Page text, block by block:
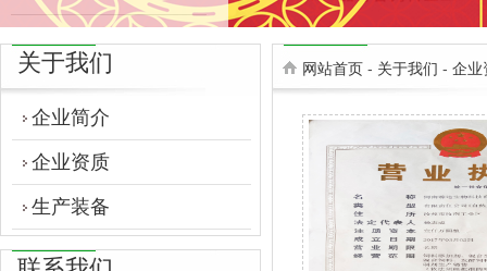
禽用系列
牛羊用系列
关于我们
企业简介
企业资质
生产装备
网站首页 - 关于我们 - 企业